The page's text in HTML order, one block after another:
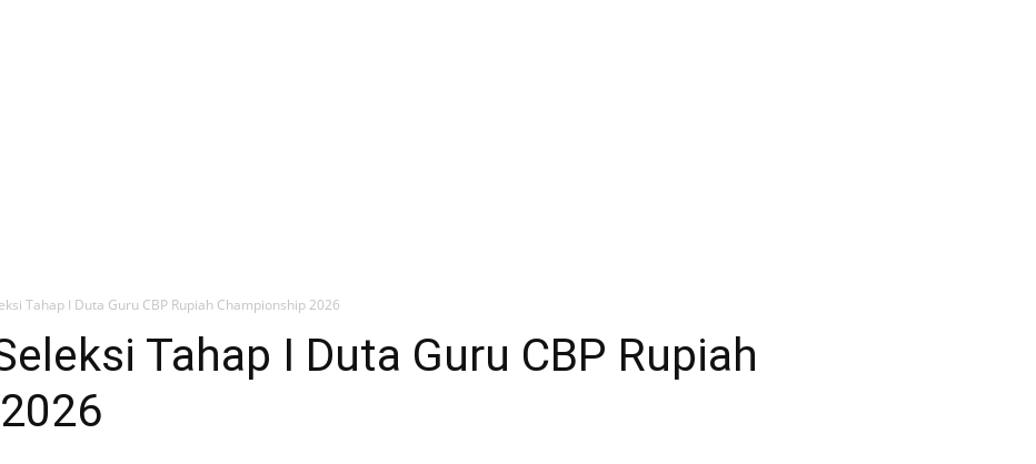
Tahap I Duta Guru CBP Rupiah Championship 2026
Tahap I Duta Guru CBP Rupiah